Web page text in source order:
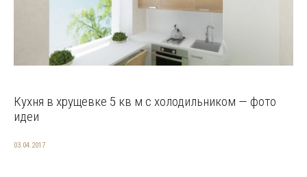
Кухня в хрущевке 5 кв м с холодильником — фото
идеи
03.04.2017